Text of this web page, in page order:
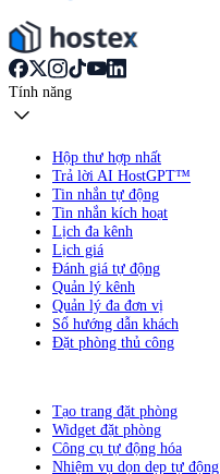
Tính năng
Hộp thư hợp nhất
Trả lời AI HostGPT™
Tin nhắn tự động
Tin nhắn kích hoạt
Lịch đa kênh
Lịch giá
Đánh giá tự động
Quản lý kênh
Quản lý đa đơn vị
Sổ hướng dẫn khách
Đặt phòng thủ công
Tạo trang đặt phòng
Widget đặt phòng
Công cụ tự động hóa
Nhiệm vụ dọn dẹp tự động